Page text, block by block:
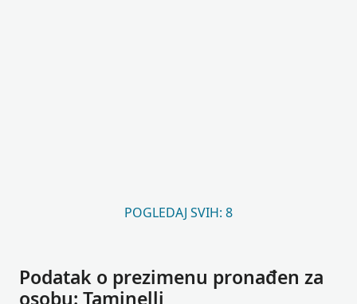
POGLEDAJ SVIH: 8
Podatak o prezimenu pronađen za
osobu: Taminelli